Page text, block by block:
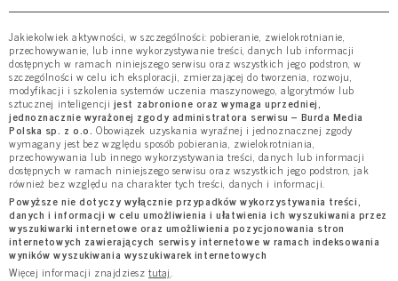
Jakiekolwiek aktywności, w szczególności: pobieranie, zwielokrotnianie,
przechowywanie, lub inne wykorzystywanie treści, danych lub informacji
dostępnych w ramach niniejszego serwisu oraz wszystkich jego podstron, w
szczególności w celu ich eksploracji, zmierzającej do tworzenia, rozwoju,
modyfikacji i szkolenia systemów uczenia maszynowego, algorytmów lub
sztucznej inteligencji jest zabronione oraz wymaga uprzedniej,
jednoznacznie wyrażonej zgody administratora serwisu – Burda Media
Polska sp. z o.o. Obowiązek uzyskania wyraźnej i jednoznacznej zgody
wymagany jest bez względu sposób pobierania, zwielokrotniania,
przechowywania lub innego wykorzystywania treści, danych lub informacji
dostępnych w ramach niniejszego serwisu oraz wszystkich jego podstron, jak
również bez względu na charakter tych treści, danych i informacji.
Powyższe nie dotyczy wyłącznie przypadków wykorzystywania treści,
danych i informacji w celu umożliwienia i ułatwienia ich wyszukiwania przez
wyszukiwarki internetowe oraz umożliwienia pozycjonowania stron
internetowych zawierających serwisy internetowe w ramach indeksowania
wyników wyszukiwania wyszukiwarek internetowych
Więcej informacji znajdziesztutaj.